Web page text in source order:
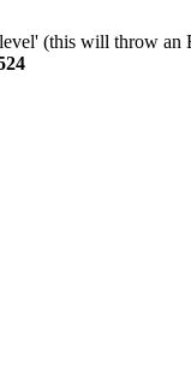
(this will throw